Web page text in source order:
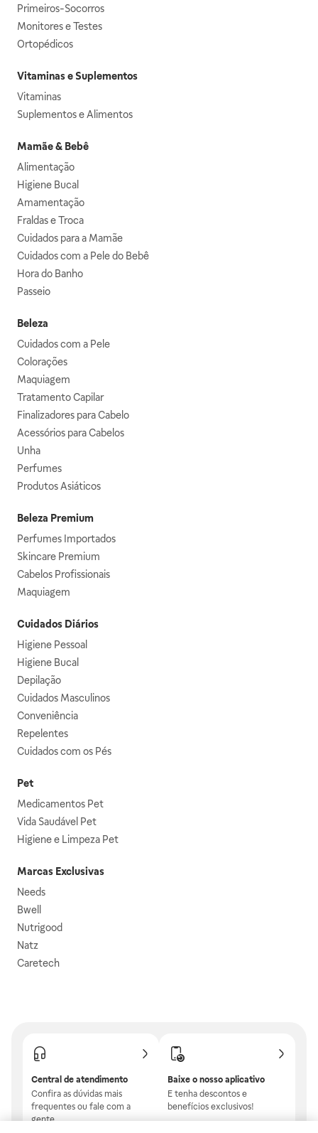
Primeiros-Socorros
Monitores e Testes
Ortopédicos
Vitaminas e Suplementos
Vitaminas
Suplementos e Alimentos
Mamãe & Bebê
Alimentação
Higiene Bucal
Amamentação
Fraldas e Troca
Cuidados para a Mamãe
Cuidados com a Pele do Bebê
Hora do Banho
Passeio
Beleza
Cuidados com a Pele
Colorações
Maquiagem
Tratamento Capilar
Finalizadores para Cabelo
Acessórios para Cabelos
Unha
Perfumes
Produtos Asiáticos
Beleza Premium
Perfumes Importados
Skincare Premium
Cabelos Profissionais
Maquiagem
Cuidados Diários
Higiene Pessoal
Higiene Bucal
Depilação
Cuidados Masculinos
Conveniência
Repelentes
Cuidados com os Pés
Pet
Medicamentos Pet
Vida Saudável Pet
Higiene e Limpeza Pet
Marcas Exclusivas
Needs
Bwell
Nutrigood
Natz
Caretech
Central de atendimento
Confira as dúvidas mais
frequentes ou fale com a
gente.
Baixe o nosso aplicativo
E tenha descontos e
benefícios exclusivos!